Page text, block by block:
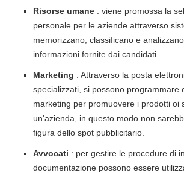
Risorse umane : viene promossa la
personale per le aziende attraverso
memorizzano, classificano e
informazioni fornite dai candidati.
Marketing : Attraverso la posta
specializzati, si possono programmare
marketing per promuovere i prodotti oi
un'azienda, in questo modo non
figura dello spot pubblicitario.
Avvocati : per gestire le procedure di
documentazione possono essere